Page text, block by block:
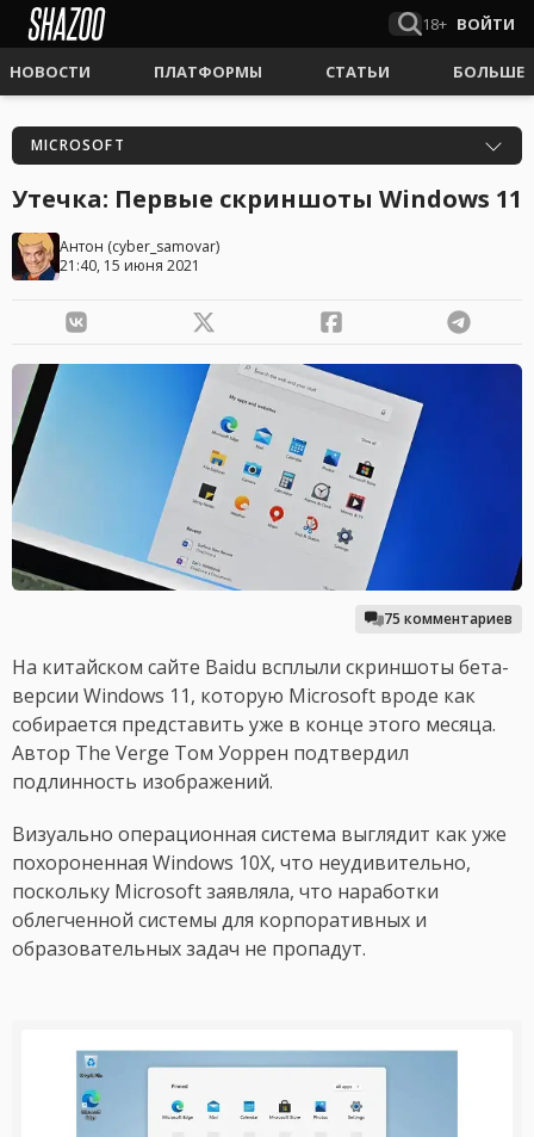
18+ ВОЙТИ
НОВОСТИ ПЛАТФОРМЫ СТАТЬИ БОЛЬШЕ
MICROSOFT
Утечка: Первые скриншоты Windows 11
Антон (cyber_samovar)
21:40, 15 июня 2021
75 комментариев
На китайском сайте Baidu всплыли скриншоты бета-
версии Windows 11, которую Microsoft вроде как
собирается представить уже в конце этого месяца.
Автор The Verge Том Уоррен подтвердил
подлинность изображений.
Визуально операционная система выглядит как уже
похороненная Windows 10X, что неудивительно,
поскольку Microsoft заявляла, что наработки
облегченной системы для корпоративных и
образовательных задач не пропадут.